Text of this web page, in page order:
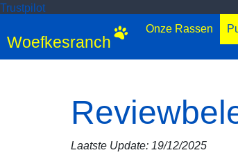
Trustpilot
Woefkesranch
Onze Rassen
Laatste Update: 19/12/2025